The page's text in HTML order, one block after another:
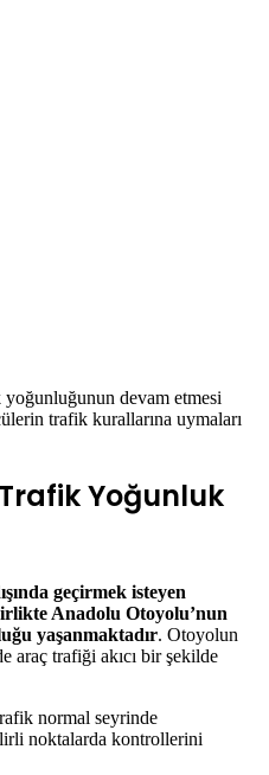
yoğunluğunun devam etmesi
trafik kurallarına uymaları
Yoğunluk
geçirmek isteyen
Anadolu Otoyolu’nun
yaşanmaktadır. Otoyolun
araç trafiği akıcı bir şekilde
normal seyrinde
noktalarda kontrollerini